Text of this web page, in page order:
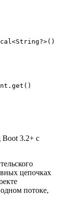
Boot 3.2+ с
цепочках
потоке,